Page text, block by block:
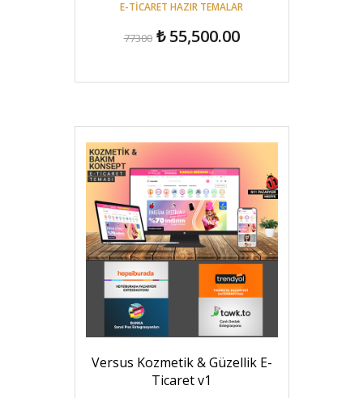
E-TICARET HAZIR TEMALAR
77300₺ 55,500.00
Versus Kozmetik & Güzellik E-
Ticaret v1